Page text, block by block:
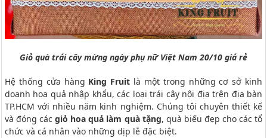
Giỏ quà trái cây mừng ngày phụ nữ Việt Nam 20/10 giá rẻ
Hệ thống cửa hàng King Fruit là một trong những cơ sở kinh
doanh hoa quả nhập khẩu, các loại trái cây nội địa trên địa bàn
TP.HCM với nhiều năm kinh nghiệm. Chúng tôi chuyên thiết kế
và đóng cácgiỏ hoa quả làm quà tặng, quà biếu đẹp cho các tổ
chức và cá nhân vào những dịp lễ đặc biệt.